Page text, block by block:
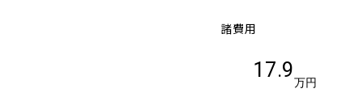
諸費用
17.9
万円